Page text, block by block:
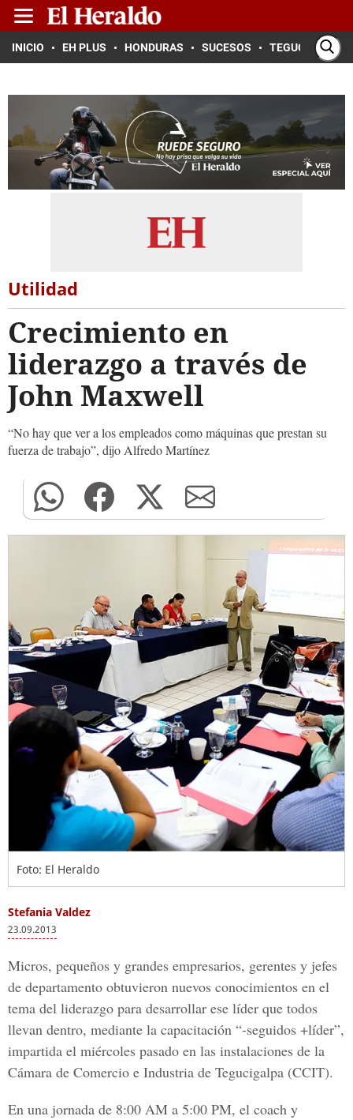
INICIO EH PLUS HONDURAS SUCESOS TEGUCIGALPA
Utilidad
Crecimiento en
liderazgo a través de
John Maxwell
“No hay que ver a los empleados como máquinas que prestan su
fuerza de trabajo”, dijo Alfredo Martínez
Foto: El Heraldo
Stefania Valdez
23.09.2013
Micros, pequeños y grandes empresarios, gerentes y jefes
de departamento obtuvieron nuevos conocimientos en el
tema del liderazgo para desarrollar ese líder que todos
llevan dentro, mediante la capacitación “-seguidos +líder”,
impartida el miércoles pasado en las instalaciones de la
Cámara de Comercio e Industria de Tegucigalpa (CCIT).
En una jornada de 8:00 AM a 5:00 PM, el coach y